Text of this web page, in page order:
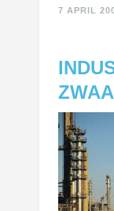
7 APRIL